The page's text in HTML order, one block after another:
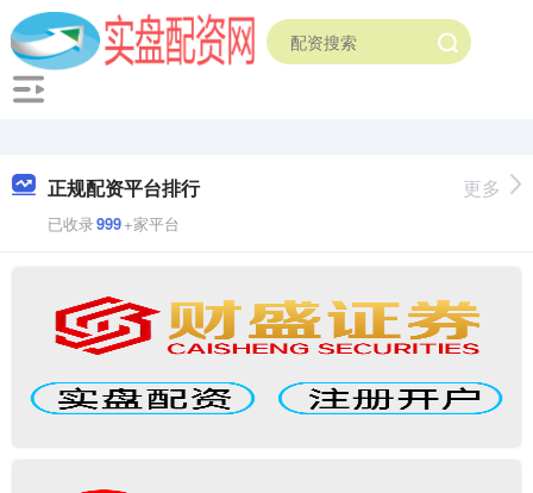
正规配资平台排行
已收录999+家平台
更多